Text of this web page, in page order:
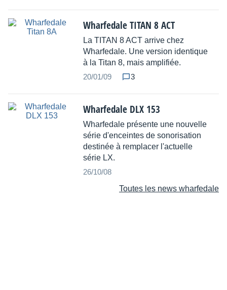
Wharfedale TITAN 8 ACT
La TITAN 8 ACT arrive chez
Wharfedale. Une version identique
à la Titan 8, mais amplifiée.
20/01/09
3
Wharfedale DLX 153
Wharfedale présente une nouvelle
série d'enceintes de sonorisation
destinée à remplacer l'actuelle
série LX.
26/10/08
Toutes les news wharfedale